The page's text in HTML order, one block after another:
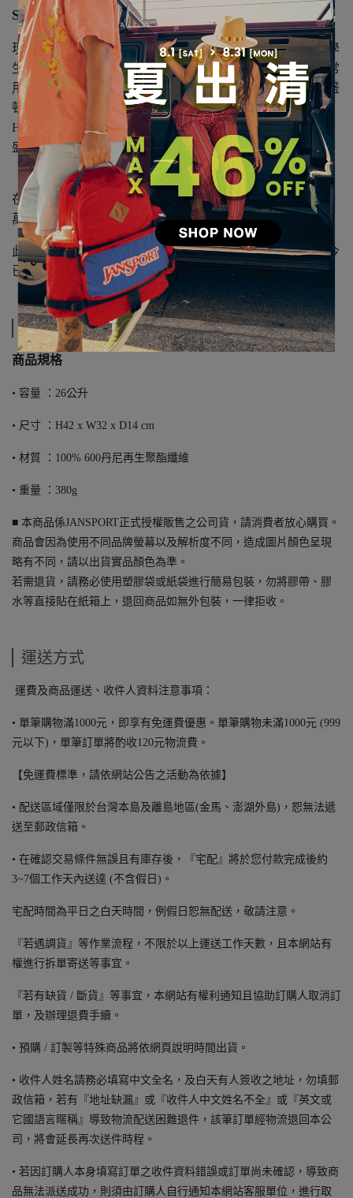
SuperBreak® 是帆布包的原點。
現今背包已經成為通學和通勤的普遍伴侶，但幾十年前，學
生們並沒有將課本和筆記本放入包中攜帶的習慣，他們通常
用書帶把書本綁在一起，或抱在胸前上學。後來，由於華盛
頓多雨，學生們開始使用JanSport生產的小型背包“ Ski &
Hike”，這款背包帶有拉鍊，可以防止課本淋濕，並且在華
盛頓大學校園內也有銷售。受到這個啟發，更適合通學的
「校園包」SuperBreak® 就此開發而成。
在1985年推出的第二年，SuperBreak® 就在全美銷售超過一
萬件，成為暢銷產品。
此後，這款經典模型在年輕人中獲得了壓倒性的支持，至今
已有30多年的歷史，依然廣受喜愛。
規格說明
商品規格
• 容量 ：26公升
• 尺寸 ：H42 x W32 x D14 cm
• 材質 ：100% 600丹尼再生聚酯纖維
• 重量 ：380g
■ 本商品係JANSPORT正式授權販售之公司貨，請消費者放心購買。
商品會因為使用不同品牌螢幕以及解析度不同，造成圖片顏色呈現
略有不同，請以出貨實品顏色為準。
若需退貨，請務必使用塑膠袋或紙袋進行簡易包裝，勿將膠帶、膠
水等直接貼在紙箱上，退回商品如無外包裝，一律拒收。
運送方式
運費及商品運送、收件人資料注意事項：
• 單筆購物滿1000元，即享有免運費優惠。單筆購物未滿1000元 (999
元以下)，單筆訂單將酌收120元物流費。
【免運費標準，請依網站公告之活動為依據】
• 配送區域僅限於台灣本島及離島地區(金馬、澎湖外島)，恕無法遞
送至郵政信箱。
• 在確認交易條件無誤且有庫存後，『宅配』將於您付款完成後約
3~7個工作天內送達 (不含假日)。
宅配時間為平日之白天時間，例假日恕無配送，敬請注意。
『若遇調貨』等作業流程，不限於以上運送工作天數，且本網站有
權進行拆單寄送等事宜。
『若有缺貨 / 斷貨』等事宜，本網站有權利通知且協助訂購人取消訂
單，及辦理退費手續。
• 預購 / 訂製等特殊商品將依網頁說明時間出貨。
• 收件人姓名請務必填寫中文全名，及白天有人簽收之地址，勿填郵
政信箱，若有『地址缺漏』或『收件人中文姓名不全』或『英文或
它國語言暱稱』導致物流配送困難退件，該筆訂單經物流退回本公
司，將會延長再次送件時程。
• 若因訂購人本身填寫訂單之收件資料錯誤或訂單尚未確認，導致商
品無法派送成功，則須由訂購人自行通知本網站客服單位，進行取